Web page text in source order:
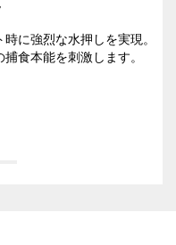
に強烈な水押しを実現。
食本能を刺激します。